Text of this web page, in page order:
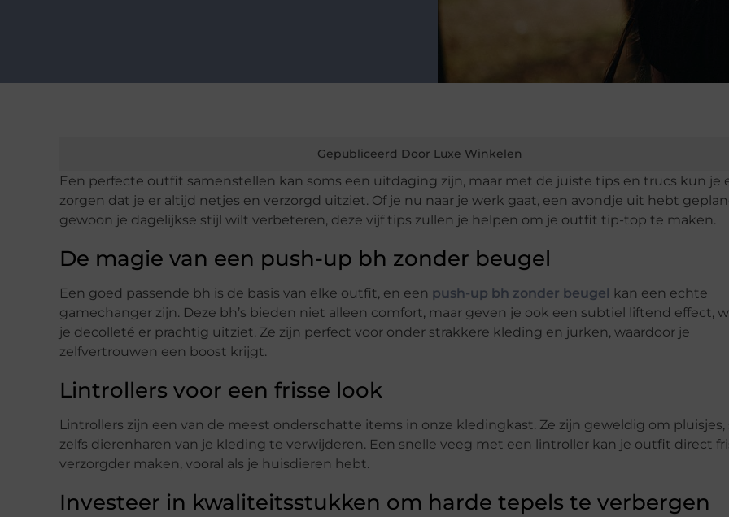
Gepubliceerd Door Luxe Winkelen
Een perfecte outfit samenstellen kan soms een uitdaging zijn, maar met de juiste tips en trucs kun je
zorgen dat je er altijd netjes en verzorgd uitziet. Of je nu naar je werk gaat, een avondje uit hebt
gewoon je dagelijkse stijl wilt verbeteren, deze vijf tips zullen je helpen om je outfit tip-top te maken.
De magie van een push-up bh zonder beugel
Een goed passende bh is de basis van elke outfit, en een push-up bh zonder beugel
kan een echte
gamechanger zijn. Deze bh’s bieden niet alleen comfort, maar geven je ook een subtiel liftend effect,
je decolleté er prachtig uitziet. Ze zijn perfect voor onder strakkere kleding en jurken, waardoor je
zelfvertrouwen een boost krijgt.
Lintrollers voor een frisse look
Lintrollers zijn een van de meest onderschatte items in onze kledingkast. Ze zijn geweldig om pluisjes,
zelfs dierenharen van je kleding te verwijderen. Een snelle veeg met een lintroller kan je outfit direct
verzorgder maken, vooral als je huisdieren hebt.
Investeer in kwaliteitsstukken om harde tepels te verbergen